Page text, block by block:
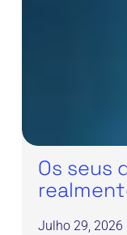
Os seus
Julho 29, 2026